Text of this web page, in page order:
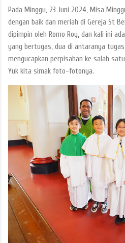
Pada Minggu, 23 Juni 2024, Misa
dengan baik dan meriah di Gereja St
dipimpin oleh Romo Roy, dan kali ini
yang bertugas, dua di antaranya tugas
mengucapkan perpisahan ke salah
Yuk kita simak foto-fotonya.